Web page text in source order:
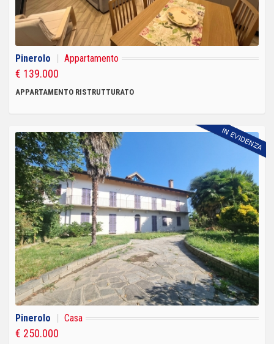
Pinerolo | Appartamento
€ 139.000
APPARTAMENTO RISTRUTTURATO
Pinerolo | Casa
€ 250.000